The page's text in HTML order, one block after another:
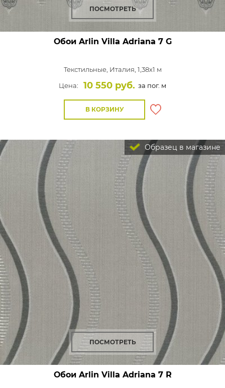
ПОСМОТРЕТЬ
Обои Arlin Villa Adriana 7 G
Текстильные, Италия, 1,38x1 м
Цена:
10 550 руб. за пог. м
В КОРЗИНУ
Образец в магазине
ПОСМОТРЕТЬ
Обои Arlin Villa Adriana 7 R